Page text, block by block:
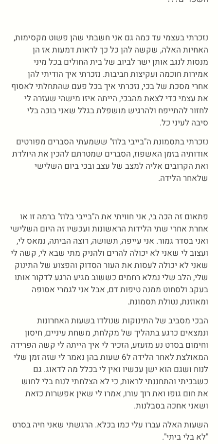
נזכרתי בעצמי עד כמה גם אני חשבתי שהן פשוט מקסימות,
האחיות האלה, שקשה להן כל כך לראות דמעות אז הן
מנסות לנגב אותן ישר לביוב של בית החולים בכל מיני
אמירות חוכמה ועקיצות חביבות. נזכרתי איך הודיתי להן
אחרי מסכת של בכי, נזכרתי איך בכל פעם שהתחלתי לאסוף
את עצמי כדי לצאת מהבכי, הייתה איזו מישהי שעזרה לי
לחזור להתייפח ולהרגיש מושפלת בגלל שאני בוכה בלי
סיבה לעיני כל.
נזכרתי בתסמונת ה"בייבי בלוז" ששמעתי הסברים מפורטים
אודותיה בזמן האשפוז, הסברים שמטרתם להכין את היולדת
ואת הקרובים אליה למצב של עצב ובכי ביום השלישי
שלאחר הלידה.
פתאום זה הכה בי, אני חוויתי את ה"בייבי בלוז" ברמה זו או
אחרת אחרי שתי הלידות הראשונות ועכשיו זה היום השלישי
ואני בסדר גמור. אני עייפה, תשושה, רוצה הביתה, נמאס לי,
ועצוב לי שאני לא יכולה להרים ולהניק מתי שבא לי, קשה לי
שאני לא יכולה לעסות את העור הסדוק והפצוע של התינוק
שלי, הלב שלי נמלא רחמים כששוב מגיע הרגע לדקור אותו
בעקב ולסחוט ממנה טיפות דם, אבל אני לגמרי אסופה
ומאוזנת, נטולת תסמונת.
הבכי מסביב של התינוקות שנולדו בשעות האחרונות
ונמצאים כרגע בתהליך של מקלחת, משחת עיניים, חיסון
וחימום בסרט נע מזעזע, הזכיר לי איך הייתה לי קשה הפרידה
המאולצת לאחר הלידה ל6 שעות בהן נאמר לי שזה זמן שלי
לנוח ושגם הוא ישן עכשיו ואין לי בכלל מה לדאוג. גם
כשבכיתי והתחננתי לראות, כי לא הצלחתי לנוח בלי לחוש
את חום גופו ואת רוך עורו, אמרו לי שאין אפשרות כזאת
ושאני אחכה בסבלנות.
השעות האלה עברו עלי כמו בכלא. הרגשתי שאני חיה בסרט
"לא בלי ביתי".